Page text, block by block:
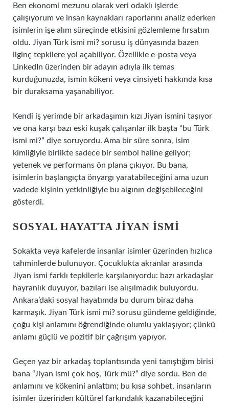
Ben ekonomi mezunu olarak veri odaklı işlerde
çalışıyorum ve insan kaynakları raporlarını analiz ederken
isimlerin işe alım süreçinde etkisini gözlemleme fırsatım
oldu. Jiyan Türk ismi mi? sorusu iş dünyasında bazen
ilginç tepkilere yol açabiliyor. Özellikle e-posta veya
LinkedIn üzerinden bir adayın adıyla ilk temas
kurduğunuzda, ismin kökeni veya cinsiyeti hakkında kısa
bir duraksama yaşanabiliyor.
Kendi iş yerimde bir arkadaşımın kızı Jiyan ismini taşıyor
ve ona karşı bazı eski kuşak çalışanlar ilk başta “bu Türk
ismi mi?” diye soruyordu. Ama bir süre sonra, isim
kimliğiyle birlikte sadece bir sembol haline geliyor;
yetenek ve performans ön plana çıkıyor. Bu bana,
isimlerin başlangıçta önyargı yaratabileceğini ama uzun
vadede kişinin yetkinliğiyle bu algının değişebileceğini
gösterdi.
SOSYAL HAYATTA JIYAN İSMI
Sokakta veya kafelerde insanlar isimler üzerinden hızlıca
tahminlerde bulunuyor. Çocuklukta akranlar arasında
Jiyan ismi farklı tepkilerle karşılanıyordu: bazı arkadaşlar
hayranlık duyuyor, bazıları ise alışılmadık buluyordu.
Ankara’daki sosyal hayatımda bu durum biraz daha
karmaşık. Jiyan Türk ismi mi? sorusu gündeme geldiğinde,
çoğu kişi anlamını öğrendiğinde olumlu yaklaşıyor; çünkü
anlamı güçlü ve pozitif bir çağrışım yapıyor.
Geçen yaz bir arkadaş toplantısında yeni tanıştığım birisi
bana “Jiyan ismi çok hoş, Türk mü?” diye sordu. Ben de
anlamını ve kökenini anlattım; bu kısa sohbet, insanların
isimler üzerinden kültürel farkındalık kazanabileceğini